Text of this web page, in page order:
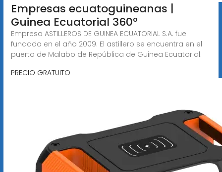
Empresas ecuatoguineanas |
Guinea Ecuatorial 360º
Empresa ASTILLEROS DE GUINEA ECUATORIAL S.A. fue
fundada en el año 2009. El astillero se encuentra en el
puerto de Malabo de República de Guinea Ecuatorial.
PRECIO GRATUITO